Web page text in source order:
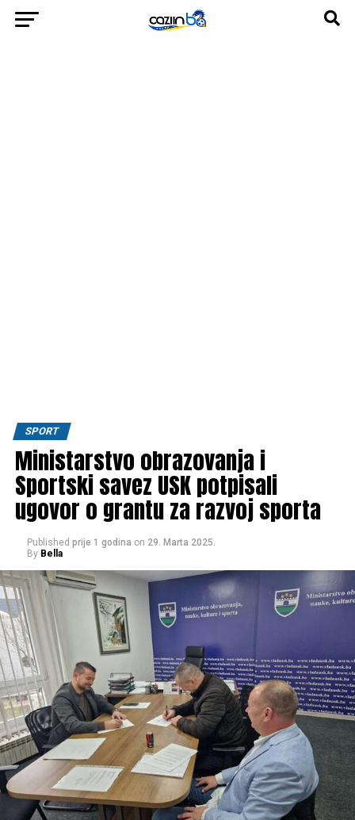
SPORT
Ministarstvo obrazovanja i
Sportski savez USK potpisali
ugovor o grantu za razvoj sporta
Published prije 1 godina on 29. Marta 2025.
By Bella